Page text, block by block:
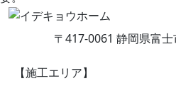
〒417-0061 静岡県富
【施工エリア】